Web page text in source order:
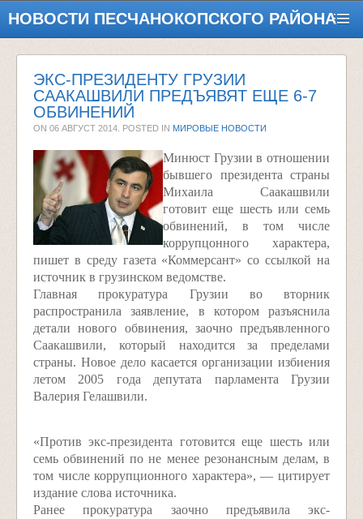
НОВОСТИ ПЕСЧАНОКОПСКОГО РАЙОНА
ЭКС-ПРЕЗИДЕНТУ ГРУЗИИ
СААКАШВИЛИ ПРЕДЪЯВЯТ ЕЩЕ 6-7
ОБВИНЕНИЙ
ON 06 АВГУСТ 2014 . POSTED IN МИРОВЫЕ НОВОСТИ
Минюст Грузии в отношении
бывшего президента страны
Михаила Саакашвили
готовит еще шесть или семь
обвинений, в том числе
коррупцонного характера,
пишет в среду газета «Коммерсант» со ссылкой на
источник в грузинском ведомстве.
Главная прокуратура Грузии во вторник
распространила заявление, в котором разъяснила
детали нового обвинения, заочно предъявленного
Саакашвили, который находится за пределами
страны. Новое дело касается организации избиения
летом 2005 года депутата парламента Грузии
Валерия Гелашвили.
«Против экс-президента готовится еще шесть или
семь обвинений по не менее резонансным делам, в
том числе коррупционного характера», — цитирует
издание слова источника.
Ранее прокуратура заочно предъявила экс-